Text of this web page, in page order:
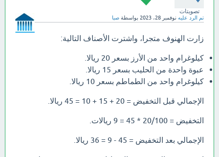
تصويتات
تم الرد عليه نوفمبر 28، 2023 بواسطة صبا
زارت الهنوف متجرا، واشترت الأصناف التالية:
كيلوغرام واحد من الأرز بسعر 20 ريالا.
عبوة واحدة من الحليب بسعر 15 ريالا.
كيلوغرام واحد من الطماطم بسعر 10 ريالا.
الإجمالي قبل التخفيض = 20 + 15 + 10 = 45 ريالا.
التخفيض = 20/100 * 45 = 9 ريالات.
الإجمالي بعد التخفيض = 45 - 9 = 36 ريالا.